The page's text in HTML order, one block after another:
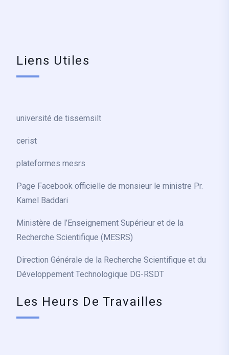
Liens Utiles
université de tissemsilt
cerist
plateformes mesrs
Page Facebook officielle de monsieur le ministre Pr.
Kamel Baddari
Ministère de l’Enseignement Supérieur et de la
Recherche Scientifique (MESRS)
Direction Générale de la Recherche Scientifique et du
Développement Technologique DG-RSDT
Les Heurs De Travailles